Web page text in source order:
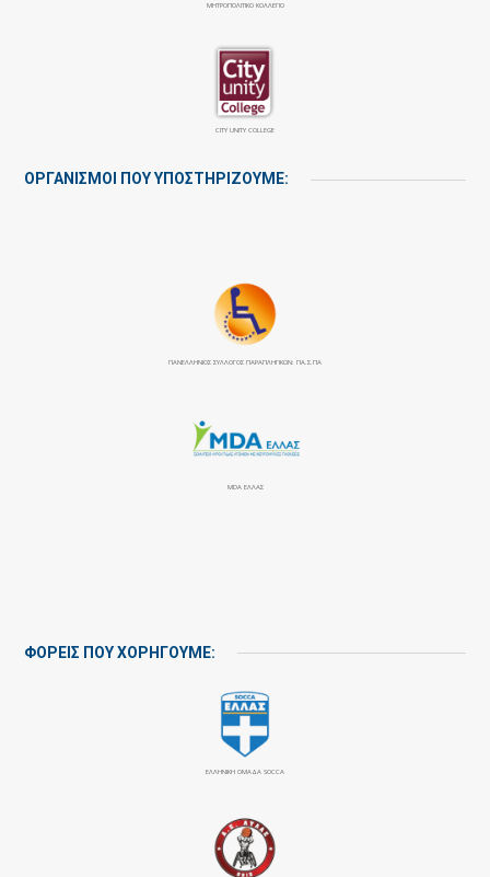
ΜΗΤΡΟΠΟΛΙΤΙΚΟ ΚΟΛΛΕΓΙΟ
CITY UNITY COLLEGE
ΟΡΓΑΝΙΣΜΟΙ ΠΟΥ ΥΠΟΣΤΗΡΙΖΟΥΜΕ:
ΠΑΝΕΛΛΉΝΙΟΣ ΣΎΛΛΟΓΟΣ ΠΑΡΑΠΛΗΓΙΚΏΝ: ΠΑ.Σ.ΠΑ
MDA ΕΛΛΑΣ
ΦΟΡΕΙΣ ΠΟΥ ΧΟΡΗΓΟΥΜΕ:
ΕΛΛΗΝΙΚΗ ΟΜΑΔΑ SOCCA